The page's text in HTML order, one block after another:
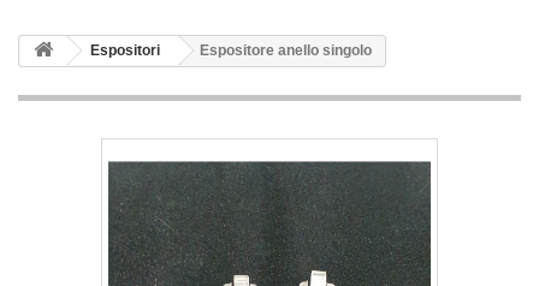
Espositori Espositore anello singolo